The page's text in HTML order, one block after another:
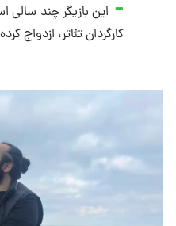
این بازیگر چند
کارگردان تئاتر، ازدواج